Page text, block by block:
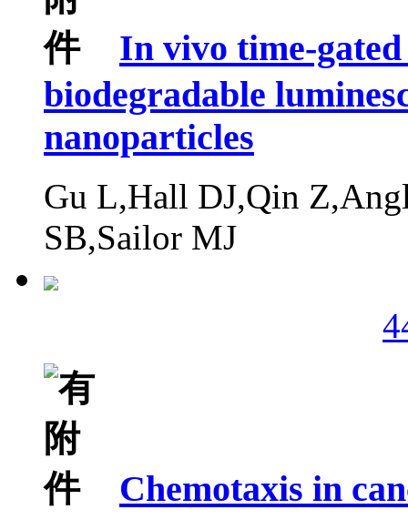
In vivo time-
biodegradable
nanoparticles
Gu L,Hall DJ,Qin
SB,Sailor MJ
Chemotaxis in